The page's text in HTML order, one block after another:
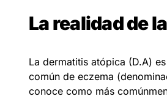
La realidad de
La dermatitis atópica (D.A)
común de eczema
conoce como más